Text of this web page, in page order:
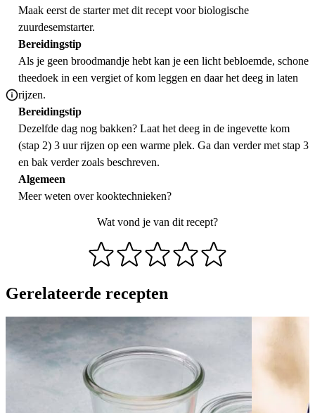
Maak eerst de starter met dit recept voorbiologische
zuurdesemstarter.
Bereidingstip
Als je geen broodmandje hebt kan je een licht bebloemde, schone
theedoek in een vergiet of kom leggen en daar het deeg in laten
rijzen.
Bereidingstip
Dezelfde dag nog bakken? Laat het deeg in de ingevette kom
(stap 2) 3 uur rijzen op een warme plek. Ga dan verder met stap 3
en bak verder zoals beschreven.
Algemeen
Meer weten overkooktechnieken?
Wat vond je van dit recept?
Gerelateerde recepten